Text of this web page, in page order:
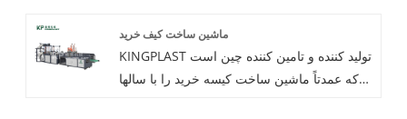
از فروش و تحویل به موقع را به شما ارائه می
دهد.
ماشین ساخت کیف خرید
KINGPLAST تولید کننده و تامین کننده چین است
که عمدتاً ماشین ساخت کیسه خرید را با سالها